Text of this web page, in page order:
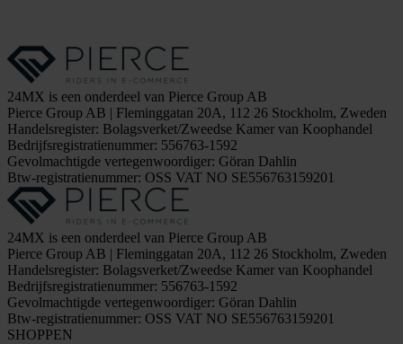
24MX is een onderdeel van Pierce Group AB
Pierce Group AB | Fleminggatan 20A, 112 26 Stockholm, Zweden
Handelsregister: Bolagsverket/Zweedse Kamer van Koophandel
Bedrijfsregistratienummer: 556763-1592
Gevolmachtigde vertegenwoordiger: Göran Dahlin
Btw-registratienummer: OSS VAT NO SE556763159201
24MX is een onderdeel van Pierce Group AB
Pierce Group AB | Fleminggatan 20A, 112 26 Stockholm, Zweden
Handelsregister: Bolagsverket/Zweedse Kamer van Koophandel
Bedrijfsregistratienummer: 556763-1592
Gevolmachtigde vertegenwoordiger: Göran Dahlin
Btw-registratienummer: OSS VAT NO SE556763159201
SHOPPEN